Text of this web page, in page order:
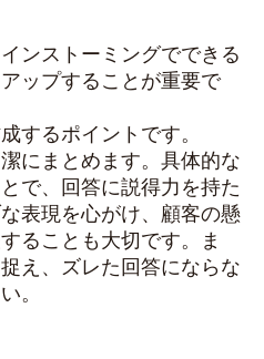
ンストーミングでできる
ップすることが重要で
するポイントです。
にまとめます。具体的な
で、回答に説得力を持た
表現を心がけ、顧客の懸
ることも大切です。ま
え、ズレた回答にならな
。